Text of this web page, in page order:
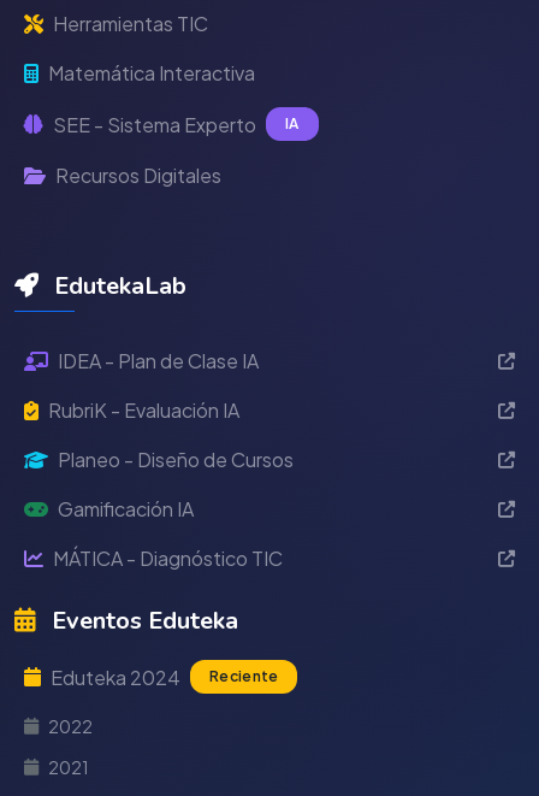
Herramientas TIC
Matemática Interactiva
SEE - Sistema Experto IA
Recursos Digitales
EdutekaLab
IDEA - Plan de Clase IA
RubriK - Evaluación IA
Planeo - Diseño de Cursos
Gamificación IA
MÁTICA - Diagnóstico TIC
Eventos Eduteka
Eduteka 2024 Reciente
2022
2021